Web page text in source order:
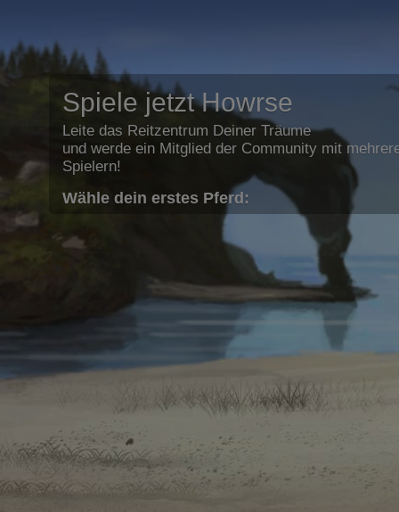
Spiele jetzt Howrse
Leite das Reitzentrum Deiner Träume
und werde ein Mitglied der Community mit
Spielern!
Wähle dein erstes Pferd: